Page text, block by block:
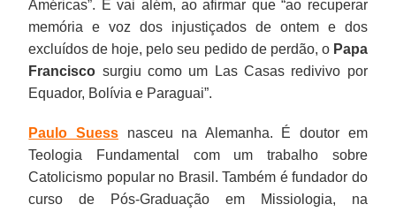
Américas”. E vai além, ao afirmar que “ao recuperar
memória e voz dos injustiçados de ontem e dos
excluídos de hoje, pelo seu pedido de perdão, oPapa
Francisco surgiu como um Las Casas redivivo por
Equador, Bolívia e Paraguai”.
Paulo Suess nasceu na Alemanha. É doutor em
Teologia Fundamental com um trabalho sobre
Catolicismo popular no Brasil. Também é fundador do
curso de Pós-Graduação em Missiologia, na